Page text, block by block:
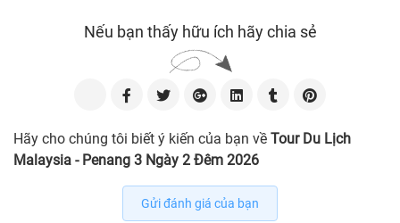
Nếu bạn thấy hữu ích hãy chia sẻ
Hãy cho chúng tôi biết ý kiến của bạn về Tour Du Lịch
Malaysia - Penang 3 Ngày 2 Đêm 2026
Gửi đánh giá của bạn